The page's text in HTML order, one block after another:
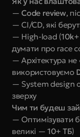
— Code review,
— CI/CD, які
— High-load (
думати про race
— Архітектура не
використовуємо
— System design
зверху
Чим ти будеш
— Оптимізувати
великі — 10+ ТБ)